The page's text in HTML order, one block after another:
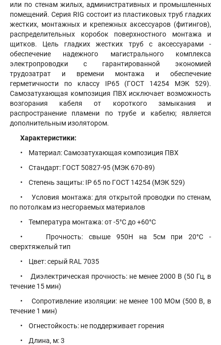
или по стенам жилых, административных и промышленных
помещений. Серия RIG cостоит из пластиковых труб гладких
жестких, монтажных и крепежных аксессуаров (фитингов),
распределительных коробок поверхностного монтажа и
щитков. Цель гладких жестких труб с аксессуарами -
обеспечение надежного магистрального комплекса
электропроводки с гарантированной экономией
трудозатрат и времени монтажа и обеспечение
герметичности по классу IP65 (ГОСТ 14254 МЭК 529).
Самозатухающая композиция ПВХ исключает возможность
возгорания кабеля от короткого замыкания и
распространение пламени по трубе и кабелю; является
дополнительным изолятором.
Характеристики:
• Материал: Самозатухающая композиция ПВХ
• Стандарт: ГОСТ 50827-95 (МЭК 670-89)
• Степень защиты: IP 65 по ГОСТ 14254 (МЭК 529)
• Условия монтажа: для открытой проводки по стенам,
по потолкам из несгораемых материалов
• Температура монтажа: от -5°С до +60°С
• Прочность: свыше 950Н на 5см при 20°С -
сверхтяжелый тип
• Цвет: серый RAL 7035
• Диэлектрическая прочность: не менее 2000 В (50 Гц, в
течение 15 мин)
• Сопротивление изоляции: не менее 100 МОм (500 В, в
течение 1 мин)
• Огнестойкость: не поддерживает горения
• Длина, м: 3